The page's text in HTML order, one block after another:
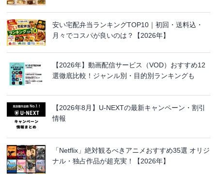
安い宅配弁当ランキングTOP10｜初回・送料込・
月々でコスパが良いのは？【2026年】
【2026年】動画配信サービス（VOD）おすすめ12
選徹底比較！ジャンル別・目的別ランキングも
【2026年8月】U-NEXTの最新キャンペーン・割引
情報
「Netflix」絶対観るべきアニメおすすめ35選 オリジ
ナル・独占作品が超充実！【2026年】